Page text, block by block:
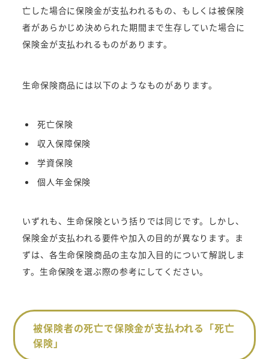
亡した場合に保険金が支払われるもの、もしくは被保険
者があらかじめ決められた期間まで生存していた場合に
保険金が支払われるものがあります。
生命保険商品には以下のようなものがあります。
死亡保険
収入保障保険
学資保険
個人年金保険
いずれも、生命保険という括りでは同じです。しかし、
保険金が支払われる要件や加入の目的が異なります。ま
ずは、各生命保険商品の主な加入目的について解説しま
す。生命保険を選ぶ際の参考にしてください。
被保険者の死亡で保険金が支払われる「死亡
保険」